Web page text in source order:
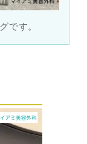
です。